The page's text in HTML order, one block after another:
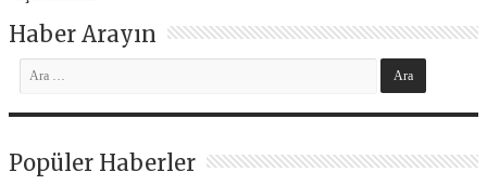
Haber Arayın
Popüler Haberler